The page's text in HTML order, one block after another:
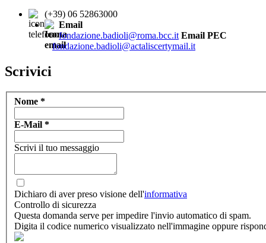
(+39) 06 52863000
Email
fondazione.badioli@roma.bcc.it Email PEC
fondazione.badioli@actaliscertymail.it
Scrivici
Nome *
E-Mail *
Scrivi il tuo messaggio
Dichiaro di aver preso visione dell'informativa
Controllo di sicurezza
Questa domanda serve per impedire l'invio automatico di spam.
Digita il codice numerico visualizzato nell'immagine oppure